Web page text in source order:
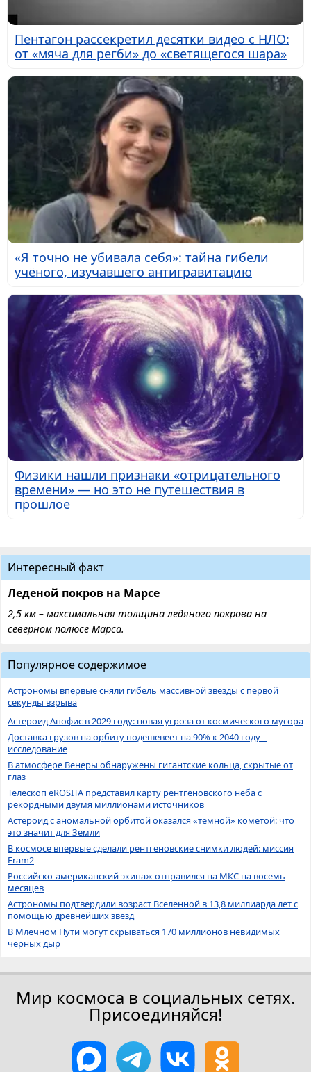
Пентагон рассекретил десятки видео с НЛО:
от «мяча для регби» до «светящегося шара»
«Я точно не убивала себя»: тайна гибели
учёного, изучавшего антигравитацию
Физики нашли признаки «отрицательного
времени» — но это не путешествия в
прошлое
Интересный факт
Леденой покров на Марсе
2,5 км – максимальная толщина ледяного покрова на
северном полюсе Марса.
Популярное содержимое
Астрономы впервые сняли гибель массивной звезды с первой
секунды взрыва
Астероид Апофис в 2029 году: новая угроза от космического мусора
Доставка грузов на орбиту подешевеет на 90% к 2040 году –
исследование
В атмосфере Венеры обнаружены гигантские кольца, скрытые от
глаз
Телескоп eROSITA представил карту рентгеновского неба с
рекордными двумя миллионами источников
Астероид с аномальной орбитой оказался «темной» кометой: что
это значит для Земли
В космосе впервые сделали рентгеновские снимки людей: миссия
Fram2
Российско-американский экипаж отправился на МКС на восемь
месяцев
Астрономы подтвердили возраст Вселенной в 13,8 миллиарда лет с
помощью древнейших звёзд
В Млечном Пути могут скрываться 170 миллионов невидимых
черных дыр
Мир космоса в социальных сетях.
Присоединяйся!